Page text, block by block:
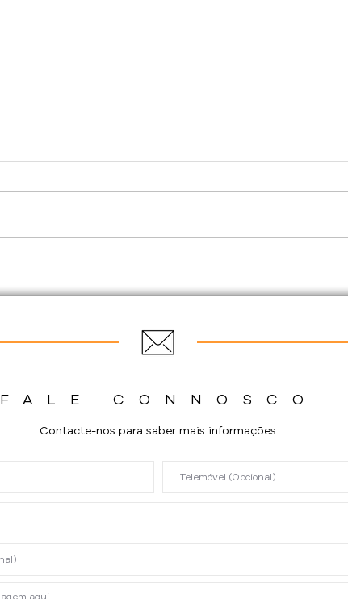
FALE CONNOSCO
Contacte-nos para saber mais informações.